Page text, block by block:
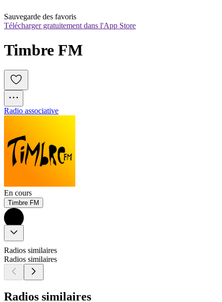
Sauvegarde des favoris
Télécharger gratuitement dans l'App Store
Timbre FM
Radio associative
En cours
Timbre FM
Radios similaires
Radios similaires
Radios similaires